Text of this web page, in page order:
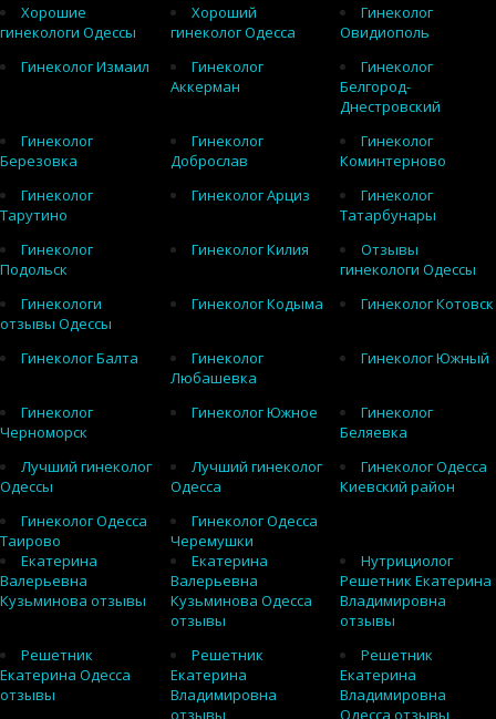
Хорошие
гинекологи Одессы
Хороший
гинеколог Одесса
Гинеколог
Овидиополь
Гинеколог Измаил
Гинеколог
Аккерман
Гинеколог
Белгород-
Днестровский
Гинеколог
Березовка
Гинеколог
Доброслав
Гинеколог
Коминтерново
Гинеколог
Тарутино
Гинеколог Арциз
Гинеколог
Татарбунары
Гинеколог
Подольск
Гинеколог Килия
Отзывы
гинекологи Одессы
Гинекологи
отзывы Одессы
Гинеколог Кодыма Гинеколог Котовск
Гинеколог Балта
Гинеколог
Любашевка
Гинеколог Южный
Гинеколог
Черноморск
Гинеколог Южное
Гинеколог
Беляевка
Лучший гинеколог
Одессы
Лучший гинеколог
Одесса
Гинеколог Одесса
Киевский район
Гинеколог Одесса
Таирово
Гинеколог Одесса
Черемушки
Екатерина
Валерьевна
Кузьминова отзывы
Екатерина
Валерьевна
Кузьминова Одесса
отзывы
Нутрициолог
Решетник Екатерина
Владимировна
отзывы
Решетник
Екатерина Одесса
отзывы
Решетник
Екатерина
Владимировна
отзывы
Решетник
Екатерина
Владимировна
Одесса отзывы